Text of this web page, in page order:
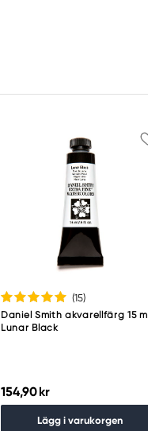
(15)
Daniel Smith akvarellfärg 15 ml
Lunar Black
154,90 kr
Lägg i varukorgen